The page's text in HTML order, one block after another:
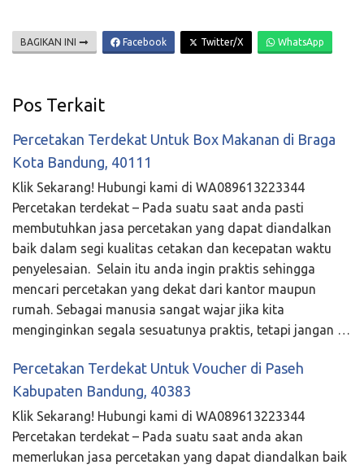
BAGIKAN INI Facebook Twitter/X WhatsApp
Pos Terkait
Percetakan Terdekat Untuk Box Makanan di Braga
Kota Bandung, 40111
Klik Sekarang! Hubungi kami di WA089613223344
Percetakan terdekat – Pada suatu saat anda pasti
membutuhkan jasa percetakan yang dapat diandalkan
baik dalam segi kualitas cetakan dan kecepatan waktu
penyelesaian. Selain itu anda ingin praktis sehingga
mencari percetakan yang dekat dari kantor maupun
rumah. Sebagai manusia sangat wajar jika kita
menginginkan segala sesuatunya praktis, tetapi jangan …
Percetakan Terdekat Untuk Voucher di Paseh
Kabupaten Bandung, 40383
Klik Sekarang! Hubungi kami di WA089613223344
Percetakan terdekat – Pada suatu saat anda akan
memerlukan jasa percetakan yang dapat diandalkan baik